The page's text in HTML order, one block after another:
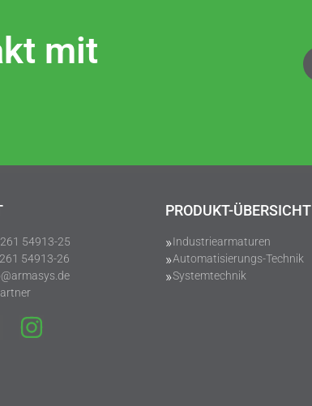
mit
54913-25
54913-26
PRODUKT-ÜBERSICHT
Industriearmaturen
Automatisierungs-Technik
Systemtechnik